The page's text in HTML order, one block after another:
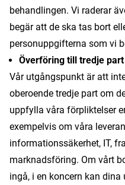
behandlingen. Vi raderar
begär att de ska tas bort
personuppgifterna som vi
Överföring till tredje part
Vår utgångspunkt är att
oberoende tredje part om
uppfylla våra förpliktelser
exempelvis om våra
informationssäkerhet, IT,
marknadsföring. Om vårt
ingå, i en koncern kan